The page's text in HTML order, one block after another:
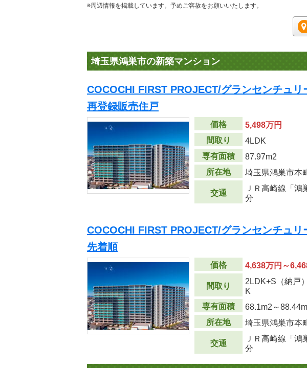
※周辺情報を掲載しています。予めご容赦をお願いいたします。
埼玉県鴻巣市の新築マンション
COCOCHI FIRST PROJECT/グランセンチュリ
再登録販売住戸
価格
5,498万円
間取り
4LDK
専有面積
87.97m2
所在地
埼玉県鴻巣市本
交通
ＪＲ高崎線「鴻
分
COCOCHI FIRST PROJECT/グランセンチュリ
先着順
価格 4,638万円～
間取り
2LDK+S（納戸
K
専有面積
68.1m2 ～88.44m
所在地
埼玉県鴻巣市本
交通
ＪＲ高崎線「鴻
分